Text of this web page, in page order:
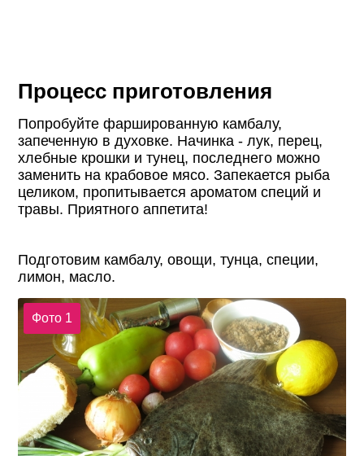
Процесс приготовления
Попробуйте фаршированную камбалу,
запеченную в духовке. Начинка - лук, перец,
хлебные крошки и тунец, последнего можно
заменить на крабовое мясо. Запекается рыба
целиком, пропитывается ароматом специй и
травы. Приятного аппетита!
Подготовим камбалу, овощи, тунца, специи,
лимон, масло.
Фото 1